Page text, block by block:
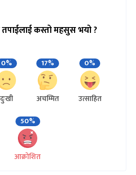
कस्तो महसुस भयो ?
0%
दुःखी
17%
अचम्मित
0%
उत्साहित
50%
आक्रोशित